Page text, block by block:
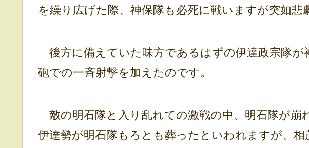
を繰り広げた際、神保隊も必死に戦いますが突如悲
後方に備えていた味方であるはずの伊達政宗隊が
砲での一斉射撃を加えたのです。
敵の明石隊と入り乱れての激戦の中、明石隊が崩
伊達勢が明石隊もろとも葬ったといわれますが、相